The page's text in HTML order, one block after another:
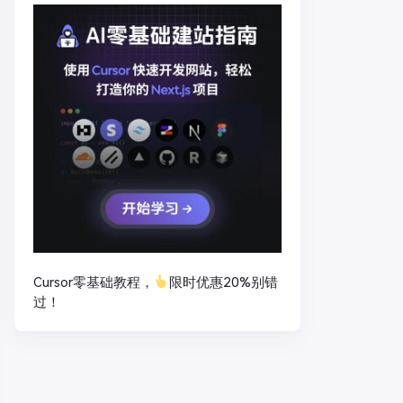
Cursor零基础教程，
限时优惠20%别错
过！